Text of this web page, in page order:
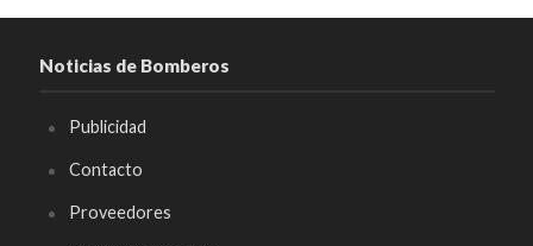
Noticias de Bomberos
Publicidad
Contacto
Proveedores